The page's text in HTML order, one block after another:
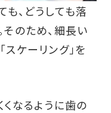
、どうしても落
のため、細長い
ケーリング」を
なるように歯の